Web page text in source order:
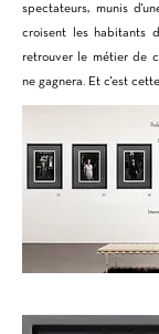
spectateurs, munis
croisent les habitants
retrouver le métier de
ne gagnera. Et c'est